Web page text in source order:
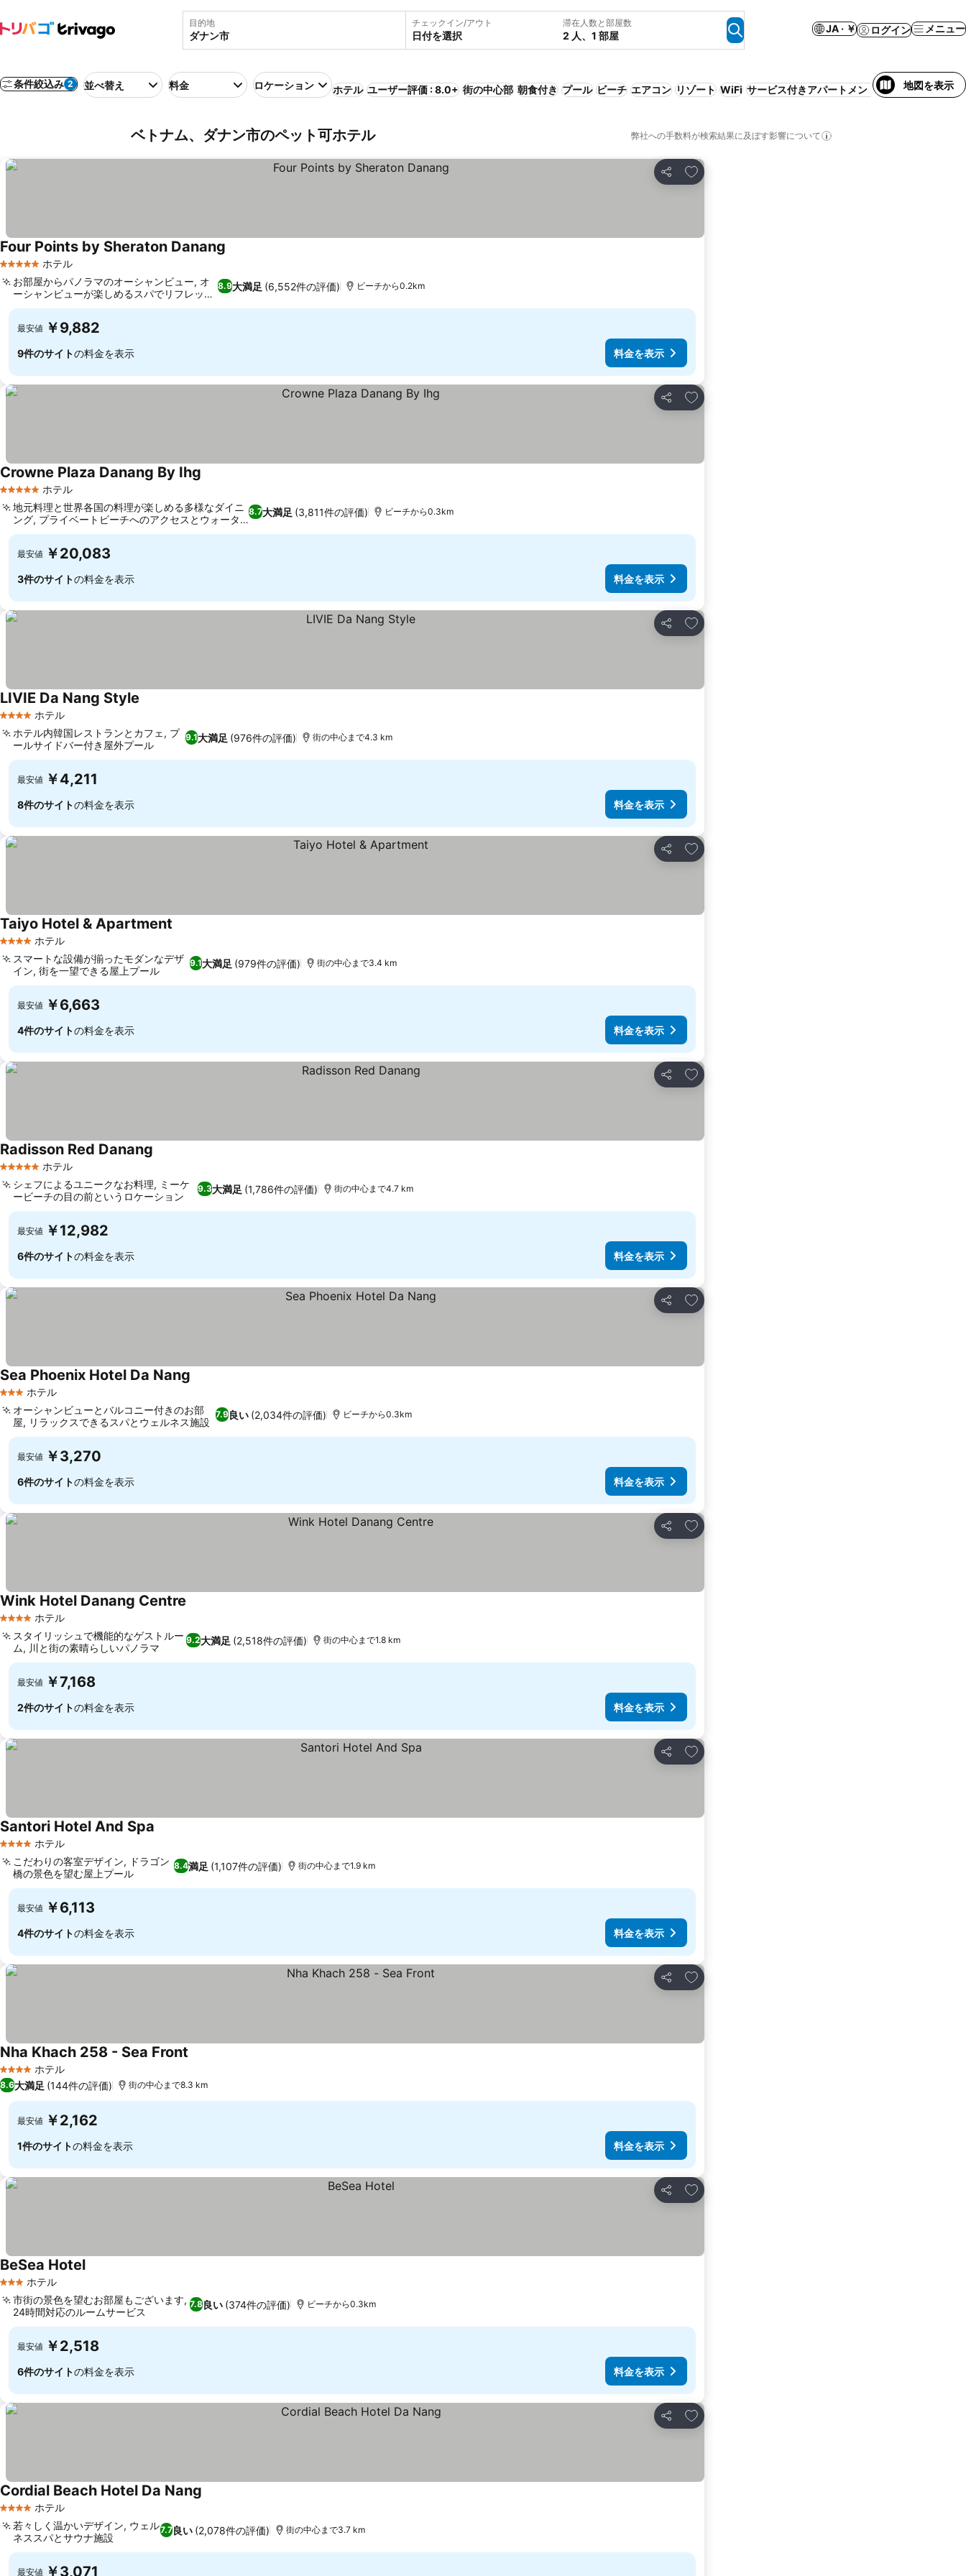
目的地 チェックイン/アウト
日付を選択
滞在人数と部屋数
2 人、1 部屋
JA · ￥ ログイン メニュー
条件絞込み 2 並べ替え 料金 ロケーション ホテル ユーザー評価 : 8.0+ 街の中心部 朝食付き プール ビーチ エアコン リゾート WiFi サービス付きアパートメント 柔軟
地図を表示
ベトナム、ダナン市のペット可ホテル 弊社への手数料が検索結果に及ぼす影響について
シェア
お気に入りに追加
5 ホテルのランク
ホテル
Four Points by Sheraton Danang
8.9大満足 (6,552件の評価)
お部屋からパノラマのオーシャンビュー, オ
ーシャンビューが楽しめるスパでリフレッシ
ュ
ビーチから0.2km
最安値 ￥9,882
9件のサイトの料金を表示 料金を表示
シェア
お気に入りに追加
5 ホテルのランク
ホテル
Crowne Plaza Danang By Ihg
8.7大満足 (3,811件の評価)
地元料理と世界各国の料理が楽しめる多様なダイニ
ング, プライベートビーチへのアクセスとウォータ
ースポーツ
ビーチから0.3km
最安値 ￥20,083
3件のサイトの料金を表示 料金を表示
シェア
お気に入りに追加
4 ホテルのランク
ホテル
LIVIE Da Nang Style
9.1大満足 (976件の評価)
ホテル内韓国レストランとカフェ, プ
ールサイドバー付き屋外プール
街の中心まで4.3 km
最安値 ￥4,211
8件のサイトの料金を表示 料金を表示
シェア
お気に入りに追加
4 ホテルのランク
ホテル
Taiyo Hotel & Apartment
9.1大満足 (979件の評価)
スマートな設備が揃ったモダンなデザ
イン, 街を一望できる屋上プール
街の中心まで3.4 km
最安値 ￥6,663
4件のサイトの料金を表示 料金を表示
シェア
お気に入りに追加
5 ホテルのランク
ホテル
Radisson Red Danang
9.3大満足 (1,786件の評価)
シェフによるユニークなお料理, ミーケ
ービーチの目の前というロケーション
街の中心まで4.7 km
最安値 ￥12,982
6件のサイトの料金を表示 料金を表示
シェア
お気に入りに追加
3 ホテルのランク
ホテル
Sea Phoenix Hotel Da Nang
7.9良い (2,034件の評価)
オーシャンビューとバルコニー付きのお部
屋, リラックスできるスパとウェルネス施設
ビーチから0.3km
最安値 ￥3,270
6件のサイトの料金を表示 料金を表示
シェア
お気に入りに追加
4 ホテルのランク
ホテル
Wink Hotel Danang Centre
9.2大満足 (2,518件の評価)
スタイリッシュで機能的なゲストルー
ム, 川と街の素晴らしいパノラマ
街の中心まで1.8 km
最安値 ￥7,168
2件のサイトの料金を表示 料金を表示
シェア
お気に入りに追加
4 ホテルのランク
ホテル
Santori Hotel And Spa
8.4満足 (1,107件の評価)
こだわりの客室デザイン, ドラゴン
橋の景色を望む屋上プール
街の中心まで1.9 km
最安値 ￥6,113
4件のサイトの料金を表示 料金を表示
シェア
お気に入りに追加
4 ホテルのランク
ホテル
Nha Khach 258 - Sea Front
8.6大満足 (144件の評価) 街の中心まで8.3 km
最安値 ￥2,162
1件のサイトの料金を表示 料金を表示
シェア
お気に入りに追加
3 ホテルのランク
ホテル
BeSea Hotel料金を表示
7.8良い (374件の評価)
市街の景色を望むお部屋もございます,
24時間対応のルームサービス
ビーチから0.3km
最安値 ￥2,518
6件のサイトの料金を表示 料金を表示
シェア
お気に入りに追加
4 ホテルのランク
ホテル
Cordial Beach Hotel Da Nang
7.7良い (2,078件の評価)
若々しく温かいデザイン, ウェル
ネススパとサウナ施設
街の中心まで3.7 km
最安値 ￥3,071